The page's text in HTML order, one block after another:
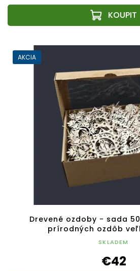
AKCIA
Drevené ozdoby - sada
prírodných ozdôb
SKLADEM
€42